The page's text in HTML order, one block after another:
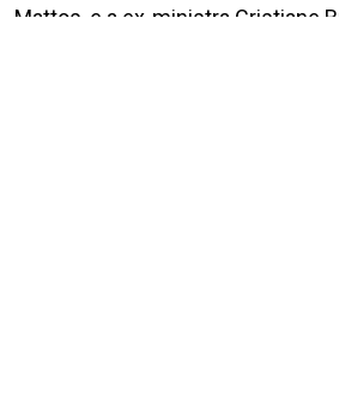
Mattos, e a ex-ministra Cristiane